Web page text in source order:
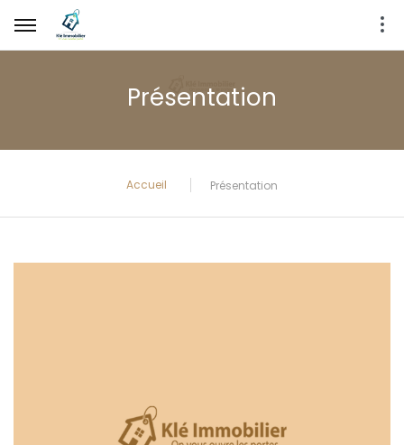
Présentation
Accueil Présentation